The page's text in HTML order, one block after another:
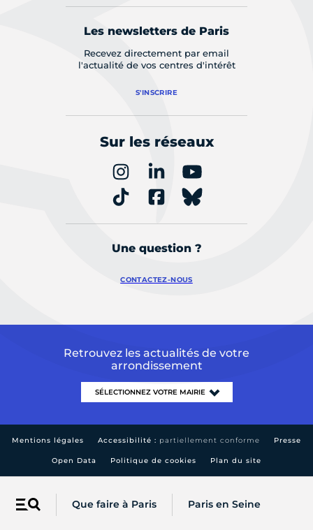
Menu Que faire à Paris Paris en Seine
Les newsletters de Paris
Recevez directement par email
l'actualité de vos centres d'intérêt
S'INSCRIRE
Sur les réseaux
Une question ?
CONTACTEZ-NOUS
Retrouvez les actualités de votre
arrondissement
Mentions légales Accessibilité : partiellement conforme Presse
Open Data Politique de cookies Plan du site